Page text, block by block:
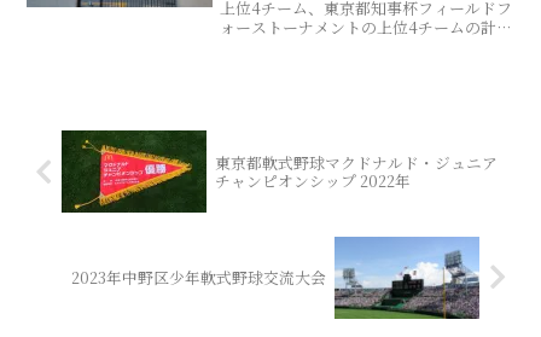
上位4チーム、東京都知事杯フィールドフ
ォーストーナメントの上位4チームの計8
東京都軟式野球マクドナルド・ジュニア
チャンピオンシップ 2022年
2023年中野区少年軟式野球交流大会